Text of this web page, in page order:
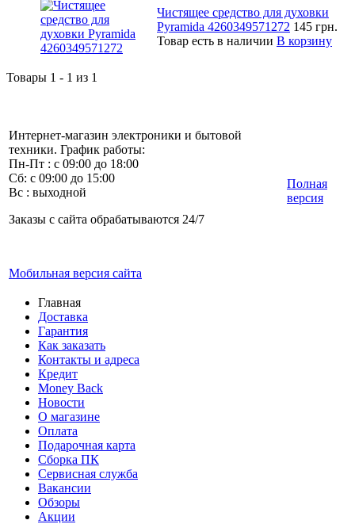
Чистящее средство для духовки
Pyramida 4260349571272 145 грн.
Товар есть в наличии В корзину
Товары 1 - 1 из 1
Интернет-магазин электроники и бытовой
техники. График работы:
Пн-Пт : с 09:00 до 18:00
Сб: с 09:00 до 15:00
Вс : выходной
Заказы с сайта обрабатываются 24/7
Мобильная версия сайта
Полная
версия
Главная
Доставка
Гарантия
Как заказать
Контакты и адреса
Кредит
Money Back
Новости
О магазине
Оплата
Подарочная карта
Сборка ПК
Сервисная служба
Вакансии
Обзоры
Акции